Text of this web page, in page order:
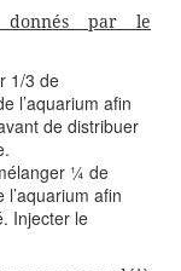
donnés par le
1/3 de
l’aquarium afin
de distribuer
¼ de
afin
Injecter le